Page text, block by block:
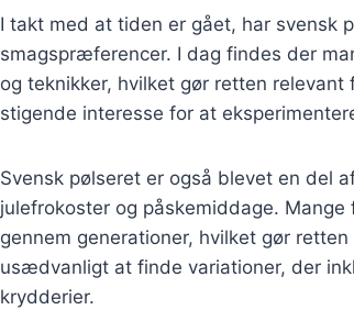
I takt med at tiden er gået, har svensk
smagspræferencer. I dag findes der
og teknikker, hvilket gør retten
stigende interesse for at
Svensk pølseret er også blevet en del
julefrokoster og påskemiddage.
gennem generationer, hvilket gør
usædvanligt at finde variationer, der
krydderier.